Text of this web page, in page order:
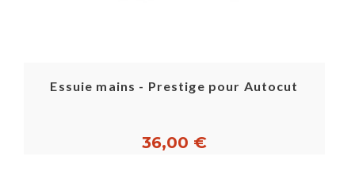
Essuie mains - Prestige pour Autocut
36,00 €